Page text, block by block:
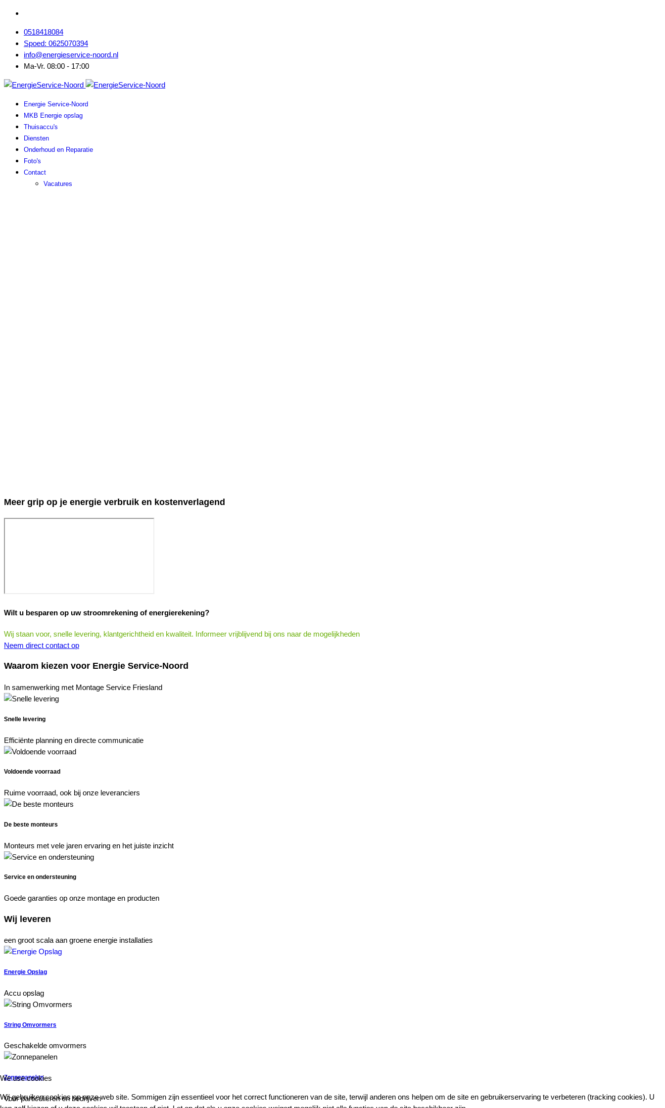
0518418084
Spoed: 0625070394
info@energieservice-noord.nl
Ma-Vr. 08:00 - 17:00
Energie Service-Noord
MKB Energie opslag
Thuisaccu's
Diensten
Onderhoud en Reparatie
Foto's
Contact
Vacatures
Meer grip op je energie verbruik en kostenverlagend
Wilt u besparen op uw stroomrekening of energierekening?
Wij staan voor, snelle levering, klantgerichtheid en kwaliteit. Informeer vrijblijvend bij ons naar de mogelijkheden
Neem direct contact op
Waarom kiezen voor Energie Service-Noord
In samenwerking met Montage Service Friesland
Snelle levering
Efficiënte planning en directe communicatie
Voldoende voorraad
Ruime voorraad, ook bij onze leveranciers
De beste monteurs
Monteurs met vele jaren ervaring en het juiste inzicht
Service en ondersteuning
Goede garanties op onze montage en producten
Wij leveren
een groot scala aan groene energie installaties
Energie Opslag
Accu opslag
String Omvormers
Geschakelde omvormers
Zonnepanelen
Voor particulieren en bedrijven
We use cookies
Wij gebruiken cookies op onze web site. Sommigen zijn essentieel voor het correct functioneren van de site, terwijl anderen ons helpen om de site en gebruikerservaring te verbeteren (tracking cookies). U